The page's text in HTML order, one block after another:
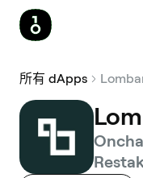
所有 dApps